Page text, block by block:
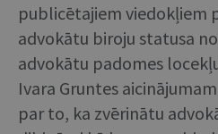
publicētajiem viedokļiem
advokātu biroju statusa
advokātu padomes
Ivara Gruntes
par to, ka zvērinātu